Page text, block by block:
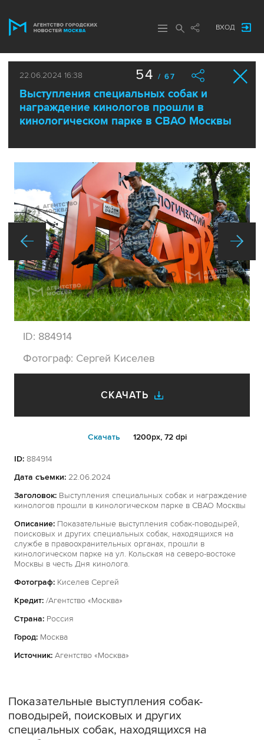
ВХОД
22.06.2024 16:38
Выступления специальных собак и
награждение кинологов прошли в
кинологическом парке в СВАО Москвы
54 / 67
ID: 884914
Фотограф: Сергей Киселев
СКАЧАТЬ
Cкачать 1200px, 72 dpi
ID: 884914
Дата съемки: 22.06.2024
Заголовок: Выступления специальных собак и награждение
кинологов прошли в кинологическом парке в СВАО Москвы
Описание: Показательные выступления собак-поводырей,
поисковых и других специальных собак, находящихся на
службе в правоохранительных органах, прошли в
кинологическом парке на ул. Кольская на северо-востоке
Москвы в честь Дня кинолога.
Фотограф: Киселев Сергей
Кредит: /Агентство «Москва»
Страна: Россия
Город: Москва
Источник: Агентство «Москва»
Показательные выступления собак-
поводырей, поисковых и других
специальных собак, находящихся на